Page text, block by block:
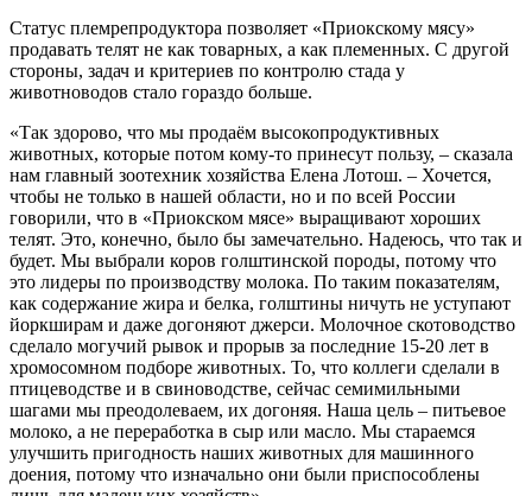
Статус племрепродуктора позволяет «Приокскому мясу»
продавать телят не как товарных, а как племенных. С другой
стороны, задач и критериев по контролю стада у
животноводов стало гораздо больше.
«Так здорово, что мы продаём высокопродуктивных
животных, которые потом кому-то принесут пользу, – сказала
нам главный зоотехник хозяйства Елена Лотош. – Хочется,
чтобы не только в нашей области, но и по всей России
говорили, что в «Приокском мясе» выращивают хороших
телят. Это, конечно, было бы замечательно. Надеюсь, что так и
будет. Мы выбрали коров голштинской породы, потому что
это лидеры по производству молока. По таким показателям,
как содержание жира и белка, голштины ничуть не уступают
йоркширам и даже догоняют джерси. Молочное скотоводство
сделало могучий рывок и прорыв за последние 15-20 лет в
хромосомном подборе животных. То, что коллеги сделали в
птицеводстве и в свиноводстве, сейчас семимильными
шагами мы преодолеваем, их догоняя. Наша цель – питьевое
молоко, а не переработка в сыр или масло. Мы стараемся
улучшить пригодность наших животных для машинного
доения, потому что изначально они были приспособлены